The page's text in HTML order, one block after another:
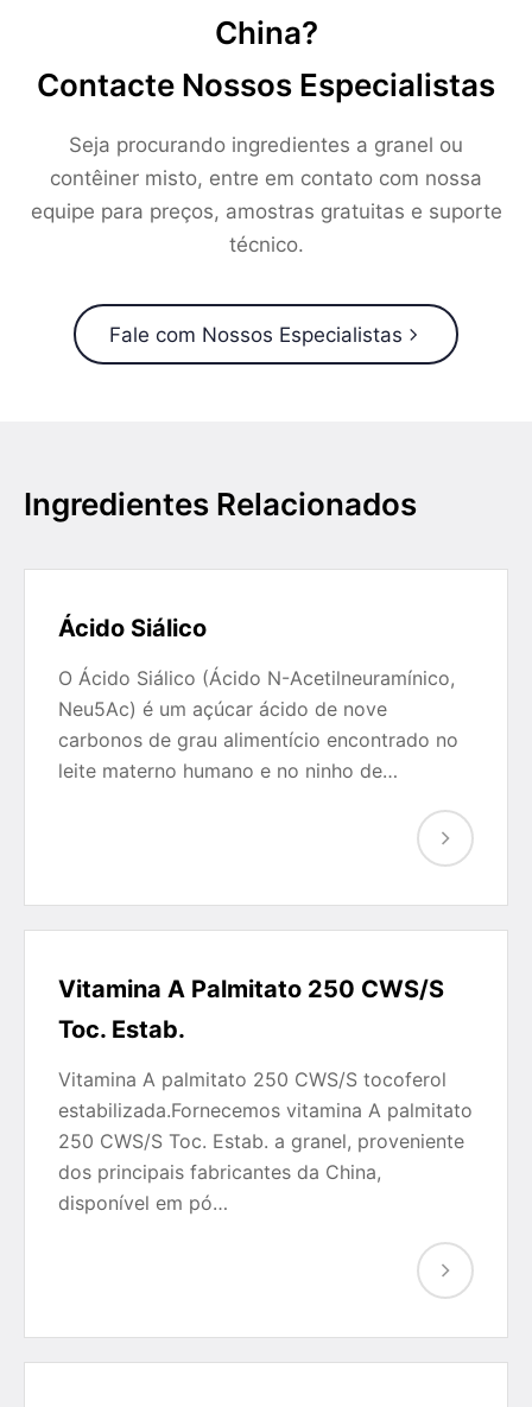
China?
Contacte Nossos Especialistas
Seja procurando ingredientes a granel ou
contêiner misto, entre em contato com nossa
equipe para preços, amostras gratuitas e suporte
técnico.
Fale com Nossos Especialistas
Ingredientes Relacionados
Ácido Siálico
O Ácido Siálico (Ácido N-Acetilneuramínico,
Neu5Ac) é um açúcar ácido de nove
carbonos de grau alimentício encontrado no
leite materno humano e no ninho de…
Vitamina A Palmitato 250 CWS/S
Toc. Estab.
Vitamina A palmitato 250 CWS/S tocoferol
estabilizada.Fornecemos vitamina A palmitato
250 CWS/S Toc. Estab. a granel, proveniente
dos principais fabricantes da China,
disponível em pó…